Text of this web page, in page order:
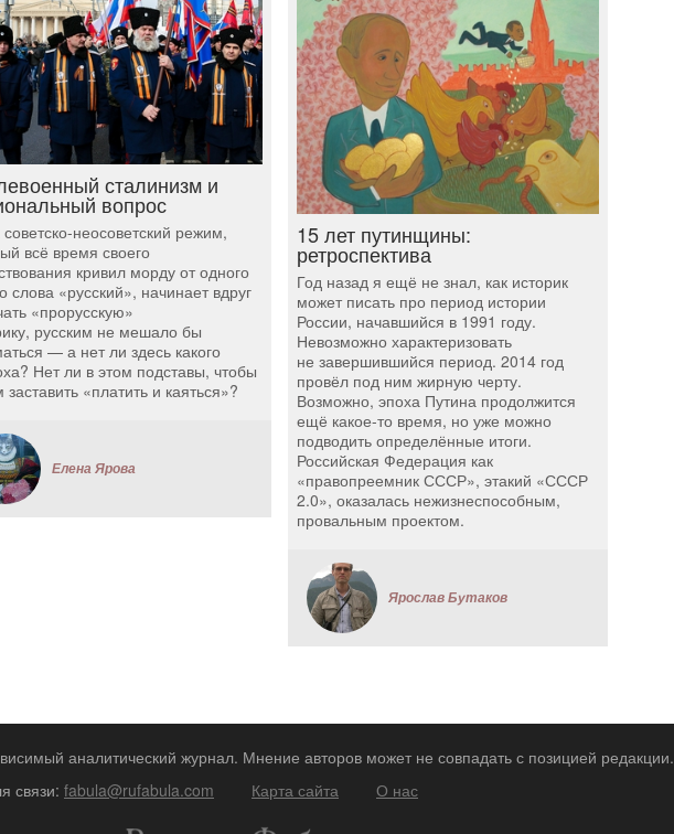
сталинизм и
вопрос
советско-неосоветский режим,
всё время своего
кривил морду от одного
слова «русский», начинает вдруг
«прорусскую»
русским не мешало бы
— а нет ли здесь какого
Нет ли в этом подставы, чтобы
заставить «платить и каяться»?
Елена Ярова
15 лет путинщины:
ретроспектива
Год назад я ещё не знал, как историк
может писать про период истории
России, начавшийся в 1991 году.
Невозможно характеризовать
не завершившийся период. 2014 год
провёл под ним жирную черту.
Возможно, эпоха Путина продолжится
ещё какое-то время, но уже можно
подводить определённые итоги.
Российская Федерация как
«правопреемник СССР», этакий «СССР
2.0», оказалась нежизнеспособным,
провальным проектом.
Ярослав Бутаков
аналитический журнал. Мнение авторов может не совпадать с позицией редакции.
связи: fabula@rufabula.com Карта сайта О нас